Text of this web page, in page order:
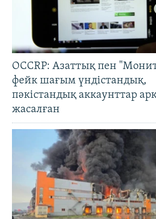
OCCRP: Азаттық пен
фейк шағым үндістандық,
пәкістандық аккаунттар
жасалған